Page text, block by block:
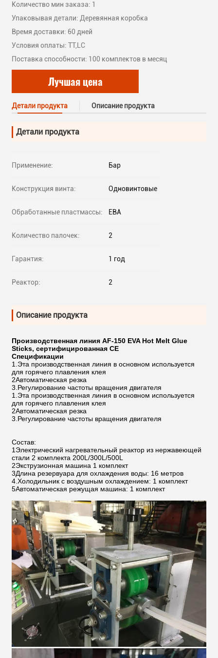
Количество мин заказа: 1
Упаковывая детали: Деревянная коробка
Время доставки: 60 дней
Условия оплаты: TT,LC
Поставка способности: 100 комплектов в месяц
Лучшая цена
Детали продукта Описание продукта
Детали продукта
Применение: Бар
Конструкция винта: Одновинтовые
Обработанные пластмассы: ЕВА
Количество палочек: 2
Гарантия: 1 год
Реактор: 2
Описание продукта
Производственная линия AF-150 EVA Hot Melt Glue
Sticks, сертифицированная CE
Спецификации
1.Эта производственная линия в основном используется
для горячего плавления клея
2Автоматическая резка
3.Регулирование частоты вращения двигателя
1.Эта производственная линия в основном используется
для горячего плавления клея
2Автоматическая резка
3.Регулирование частоты вращения двигателя
Состав:
1Электрический нагревательный реактор из нержавеющей
стали 2 комплекта 200L/300L/500L
2Экструзионная машина 1 комплект
3Длина резервуара для охлаждения воды: 16 метров
4.Холодильник с воздушным охлаждением: 1 комплект
5Автоматическая режущая машина: 1 комплект